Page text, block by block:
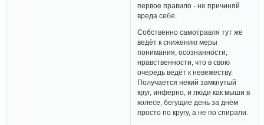
первое правило - не причиняй
вреда себе.
Собственно самотравля тут же
ведёт к снижению меры
понимания, осознанности,
нравственности, что в свою
очередь ведёт к невежеству.
Получается некий замкнутый
круг, инферно, и люди как мыши в
колесе, бегущие день за днём
просто по кругу, а не по спирали.